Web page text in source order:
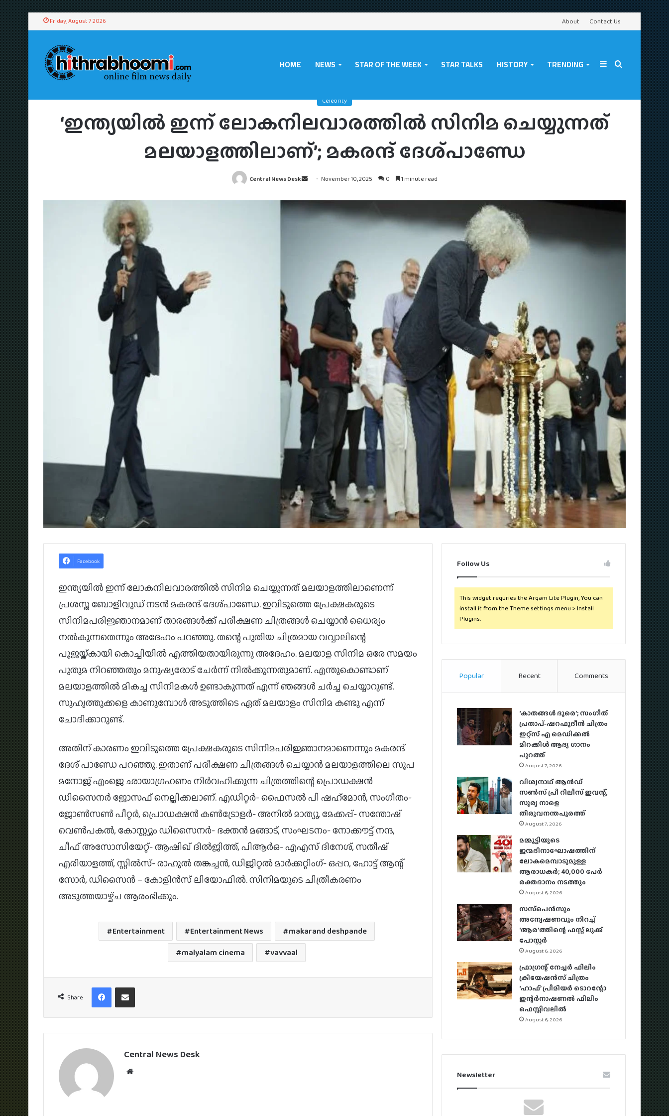
Friday, August 7 2026 About Contact Us
HOME NEWS STAR OF THE WEEK STAR TALKS HISTORY TRENDING Search
Sidebar
Home/ Celebrity
Celebrity
‘ഇന്ത്യയിൽ ഇന്ന് ലോകനിലവാരത്തിൽ സിനിമ ചെയ്യുന്നത്
മലയാളത്തിലാണ്’; മകരന്ദ് ദേശ്പാണ്ഡേ
Central News Desk
Send
email
November 10, 2025 0 1 minute read
Facebook
ഇന്ത്യയിൽ ഇന്ന് ലോകനിലവാരത്തിൽ സിനിമ ചെയ്യുന്നത് മലയാളത്തിലാണെന്ന്
പ്രശസ്ത ബോളിവുഡ് നടൻ മകരന്ദ് ദേശ്പാണ്ഡേ. ഇവിടുത്തെ പ്രേക്ഷകരുടെ
സിനിമപരിജ്ഞാനമാണ് താരങ്ങൾക്ക് പരീക്ഷണ ചിത്രങ്ങൾ ചെയ്യാൻ ധൈര്യം
നൽകുന്നതെന്നും അദേഹം പറ‍ഞ്ഞു. തന്റെ പുതിയ ചിത്രമായ വവ്വാലിന്റെ
പൂജയ്ക്കായി കൊച്ചിയിൽ എത്തിയതായിരുന്നു അദേഹം. മലയാള സിനിമ ഒരേ സമയം
പുതുമ നിറഞ്ഞതും മനുഷ്യരോട് ചേർന്ന് നിൽക്കുന്നതുമാണ്. എന്തുകൊണ്ടാണ്
മലയാളത്തിൽ മികച്ച സിനിമകൾ ഉണ്ടാകുന്നത് എന്ന് ഞങ്ങൾ ചർച്ച ചെയ്യാറുണ്ട്.
സുഹൃത്തുക്കളെ കാണുമ്പോൾ അടുത്തിടെ ഏത് മലയാളം സിനിമ കണ്ടു എന്ന്
ചോദിക്കാറുണ്ട്.
അതിന് കാരണം ഇവിടുത്തെ പ്രേക്ഷകരുടെ സിനിമപരിജ്ഞാനമാണെന്നും മകരന്ദ്
ദേശ് പാണ്ഡേ പറഞ്ഞു. ഇതാണ് പരീക്ഷണ ചിത്രങ്ങൾ ചെയ്യാൻ മലയാളത്തിലെ സൂപ
മനോജ് എംജെ ഛായാ​ഗ്രഹണം നിർവഹിക്കുന്ന ചിത്രത്തിന്റെ പ്രൊഡക്ഷൻ
ഡിസൈനർ ജോസഫ് നെല്ലിക്കലാണ്. എഡിറ്റർ- ഫൈസൽ പി ഷഹ്‌മോൻ, സം​ഗീതം-
ജോൺസൺ പീറ്റർ, പ്രൊഡക്ഷൻ കൺട്രോളർ- അനിൽ മാത്യു, മേക്കപ്പ്- സന്തോഷ്
വെൺപകൽ, കോസ്റ്റ്യും ഡിസൈനർ- ഭക്തൻ മങ്ങാട്, സംഘടനം- നോക്കൗട്ട് നന്ദ,
ചീഫ് അസോസിയേറ്റ്- ആഷിഖ് ദിൽജിത്ത്, പിആർഒ- എഎസ് ദിനേശ്, സതീഷ്
എരിയാളത്ത്, സ്റ്റിൽസ്- രാഹുൽ തങ്കച്ചൻ, ഡിജിറ്റൽ മാർക്കറ്റിം​ഗ്- ഒപ്പറ, ഹോട്ട് ആന്റ്
സോർ, ഡിസൈൻ – കോളിൻസ് ലിയോഫിൽ. സിനിമയുടെ ചിത്രീകരണം
അടുത്തയാഴ്ച്ച ആരംഭിക്കും.
Entertainment Entertainment News
makarand deshpande
malyalam cinema
vavvaal
Share
FacebookShare via Email
Central News Desk
ഒരുപാട് ആലോചിക്കാതെ ഉടൻ യെസ്
സിനിമകളെക്കുറിച്ച് ജെയ്‌സൺ
Follow Us
This widget requries the Arqam Lite Plugin, You can
install it from the Theme settings menu > Install
Plugins.
Popular Recent Comments
‘കാതങ്ങൾ ദൂരെ’; സംഗീത്
പ്രതാപ്-ഷറഫുദീൻ ചിത്രം
ഇറ്റ്സ് എ മെഡിക്കൽ
മിറക്കിൾ ആദ്യ ഗാനം
പുറത്ത്
August 7, 2026
വിശ്വനാഥ് ആന്‍ഡ്
സണ്‍സ് പ്രീ റിലീസ് ഇവന്റ്,
സൂര്യ നാളെ
തിരുവനന്തപുരത്ത്
August 7, 2026
മമ്മൂട്ടിയുടെ
ജന്മദിനാഘോഷത്തിന്
ലോകമെമ്പാടുമുള്ള
ആരാധകര്‍; 40,000 പേര്‍
രക്തദാനം നടത്തും
August 6, 2026
സസ്‌പെന്‍സും
അന്വേഷണവും നിറച്ച്
‘ആര’ത്തിന്റെ ഫസ്റ്റ് ലുക്ക്
പോസ്റ്റര്‍
August 6, 2026
ഫ്രാഗ്രന്റ് നേച്ചര്‍ ഫിലിം
ക്രിയേഷന്‍സ് ചിത്രം
‘ഹാഫ്’ പ്രീമിയര്‍ ടൊറന്റോ
ഇന്റര്‍നാഷണല്‍ ഫിലിം
ഫെസ്റ്റിവലില്‍
August 6, 2026
Newsletter